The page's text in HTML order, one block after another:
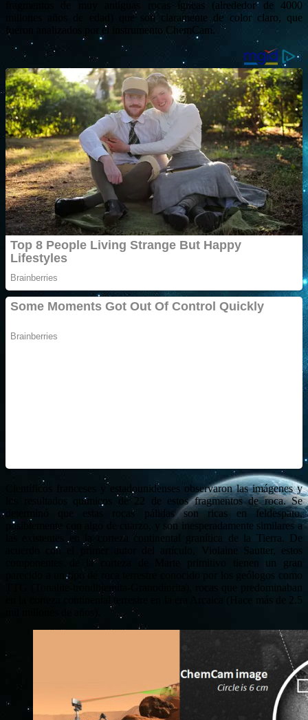
fragmentos de muy antiguas rocas ígneas (alrededor de 4000
millones años de edad) que son claramente de color claro, que
fueron analizados por el instrumento ChemCam.
Científicos franceses y estadounidenses observaron las imágenes y
los resultados químicos de 22 de estos fragmentos de roca. Se
determinó que estas rocas pálidas son ricas en feldespato,
posiblemente con algo de cuarzo, y son inesperadamente similares a
las existentes en la corteza continental granítica de la Tierra. De
acuerdo con el primer autor del artículo, Violaine Sautter, estos
componentes de la corteza de Marte primitivo tienen un gran
parecido a un tipo de roca terrestre conocido por los geólogos como
TTG (Tonalite-trondhjemita-Granodiorita), rocas que predominaban
en la corteza continental terrestre en la era Arcaica (Hace más de 2.5